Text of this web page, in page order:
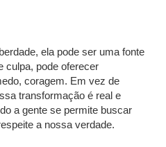
ela pode ser uma fonte
culpa, pode oferecer
coragem. Em vez de
transformação é real e
a gente se permite buscar
a nossa verdade.